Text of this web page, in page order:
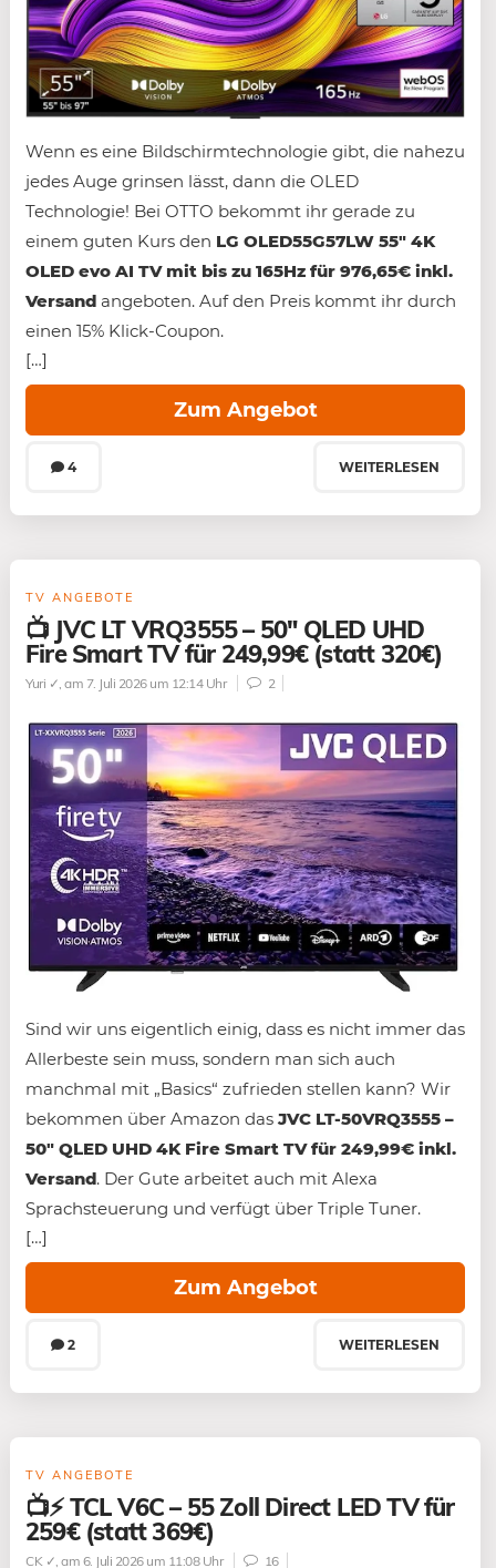
Wenn es eine Bildschirmtechnologie gibt, die nahezu
jedes Auge grinsen lässt, dann die OLED
Technologie! Bei OTTO bekommt ihr gerade zu
einem guten Kurs den LG OLED55G57LW 55″ 4K
OLED evo AI TV mit bis zu 165Hz für 976,65€ inkl.
Versand angeboten. Auf den Preis kommt ihr durch
einen 15% Klick-Coupon.
[…]
4
Zum Angebot
WEITERLESEN
TV ANGEBOTE
📺 JVC LT VRQ3555 – 50″ QLED UHD
Fire Smart TV für 249,99€ (statt 320€)
Yuri ✓ , am 7. Juli 2026 um 12:14 Uhr 2
Sind wir uns eigentlich einig, dass es nicht immer das
Allerbeste sein muss, sondern man sich auch
manchmal mit „Basics“ zufrieden stellen kann? Wir
bekommen über Amazon das JVC LT-50VRQ3555 –
50″ QLED UHD 4K Fire Smart TV für 249,99€ inkl.
Versand. Der Gute arbeitet auch mit Alexa
Sprachsteuerung und verfügt über Triple Tuner.
[…]
2
Zum Angebot
WEITERLESEN
TV ANGEBOTE
📺⚡ TCL V6C – 55 Zoll Direct LED TV für
259€ (statt 369€)
CK ✓ , am 6. Juli 2026 um 11:08 Uhr 16